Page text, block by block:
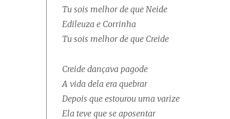
Tu sois melhor de que Neide
Edileuza e Corrinha
Tu sois melhor de que Creide
Creide dançava pagode
A vida dela era quebrar
Depois que estourou uma varize
Ela teve que se aposentar